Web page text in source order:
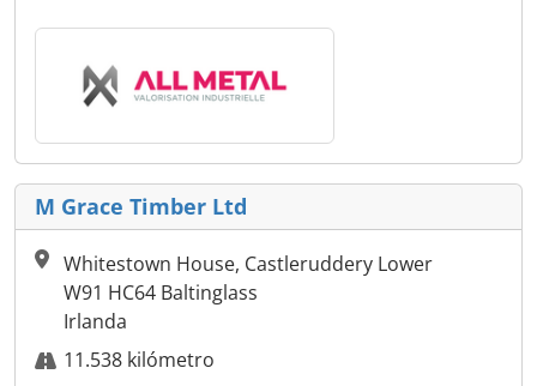
M Grace Timber Ltd
Whitestown House, Castleruddery Lower
W91 HC64 Baltinglass
Irlanda
11.538 kilómetro